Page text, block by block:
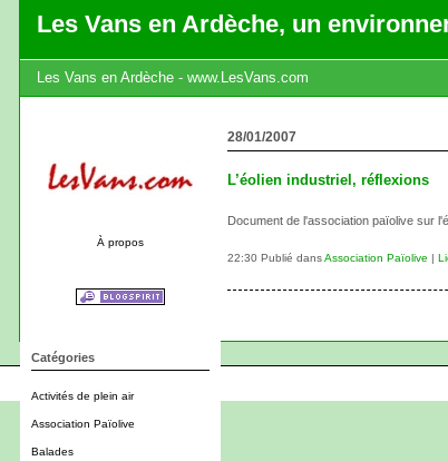
Les Vans en Ardèche, un
Les Vans en Ardèche - www.LesVans.com
À propos
Catégories
Activités de plein air
Association Païolive
Balades
28/01/2007
L’éolien industriel, réflexions
Document de l'association païolive sur
22:30 Publié dansAssociation Païolive |